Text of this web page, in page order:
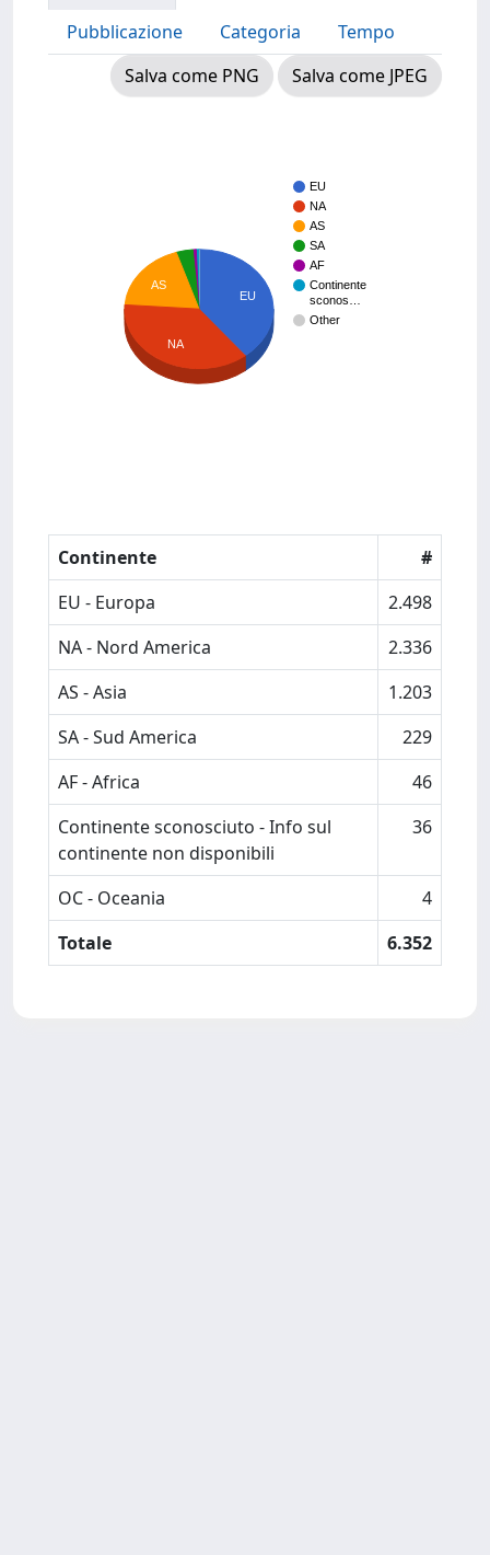
Pubblicazione
Categoria
Tempo
Salva come PNG
Salva come JPEG
EU
NA
AS
SA
AF
Continente
sconos…
Other
EU
AS
NA
Continente
#
EU - Europa
2.498
NA - Nord America
2.336
AS - Asia
1.203
SA - Sud America
229
AF - Africa
46
Continente sconosciuto - Info sul
continente non disponibili
36
OC - Oceania
4
Totale
6.352